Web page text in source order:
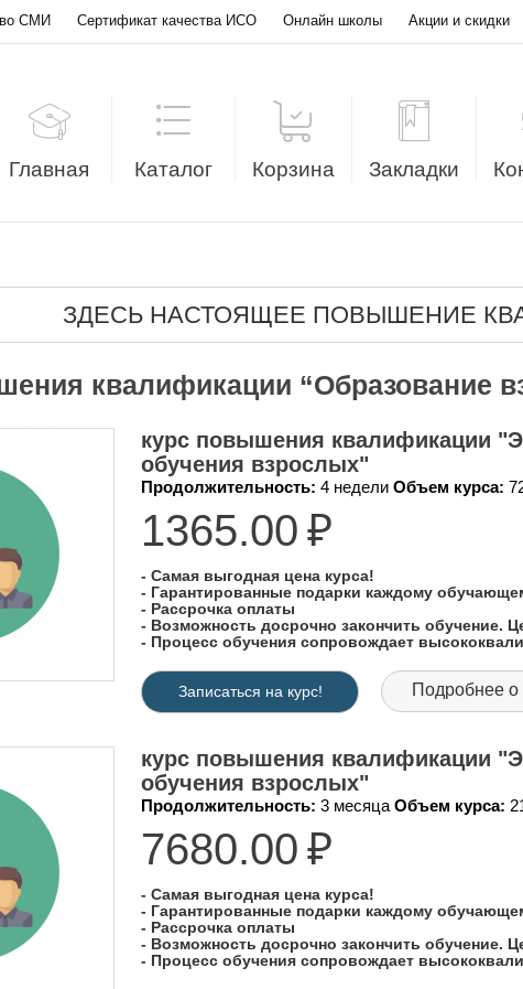
СМИ Сертификат качества ИСО Онлайн школы Акции и скидки
Главная Каталог Корзина Закладки
ЗДЕСЬ НАСТОЯЩЕЕ ПОВЫШЕНИЕ
квалификации “Образование
курс повышения квалификации
обучения взрослых"
Продолжительность: 4 недели Объем курса:
1365.00 ₽
- Самая выгодная цена курса!
- Гарантированные подарки каждому
- Рассрочка оплаты
- Возможность досрочно закончить обучение.
- Процесс обучения сопровождает
Записаться на курс! Подробнее о
курс повышения квалификации
обучения взрослых"
Продолжительность: 3 месяца Объем курса:
7680.00 ₽
- Самая выгодная цена курса!
- Гарантированные подарки каждому
- Рассрочка оплаты
- Возможность досрочно закончить обучение.
- Процесс обучения сопровождает